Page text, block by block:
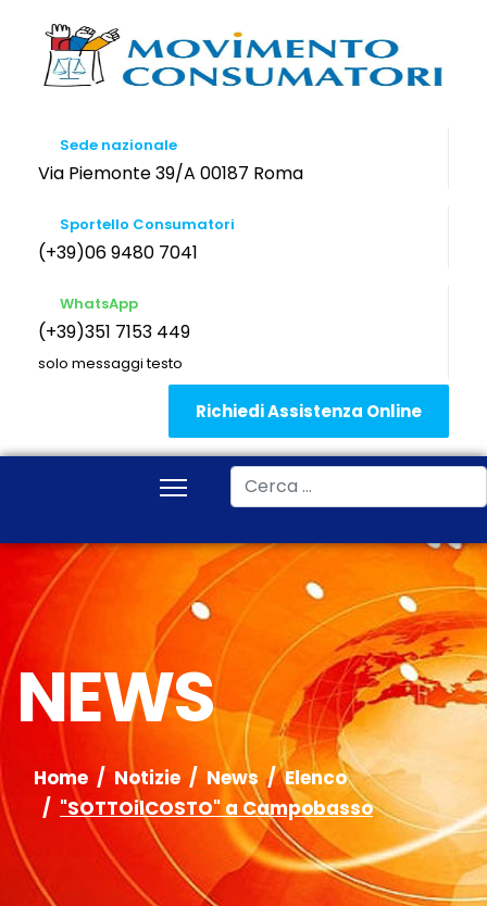
Sede nazionale
Via Piemonte 39/A 00187 Roma
Sportello Consumatori
(+39)06 9480 7041
WhatsApp
(+39)351 7153 449
solo messaggi testo
Richiedi Assistenza Online
Cerca
NEWS
Home Notizie News
Elenco
"SOTTOilCOSTO" a Campobasso